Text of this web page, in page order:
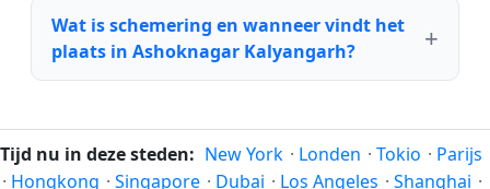
Wat is schemering en wanneer vindt het
plaats in Ashoknagar Kalyangarh?
Tijd nu in deze steden: New York · Londen · Tokio · Parijs
· Hongkong · Singapore · Dubai · Los Angeles · Shanghai ·